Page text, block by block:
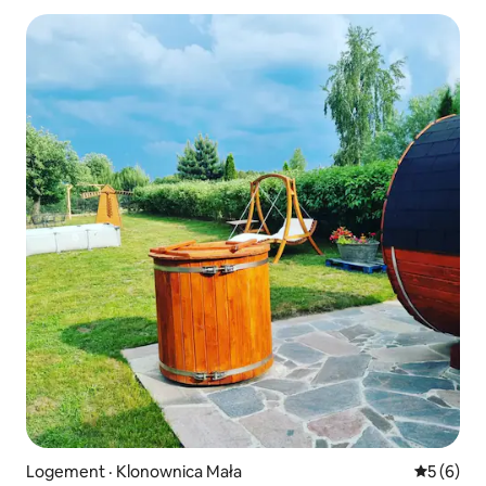
Logement · Klonownica Mała Note
5 (6)